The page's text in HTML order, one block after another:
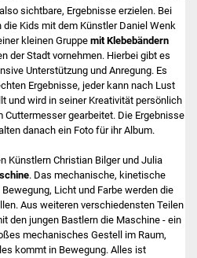
sichtbare, Ergebnisse erzielen. Bei
Kids mit dem Künstler Daniel Wenk
kleinen Gruppe mit Klebebändern
der Stadt vornehmen. Hierbei gibt es
Unterstützung und Anregung. Es
Ergebnisse, jeder kann nach Lust
und wird in seiner Kreativität persönlich
gearbeitet. Die Ergebnisse
danach ein Foto für ihr Album.
Künstlern Christian Bilger und Julia
. Das mechanische, kinetische
Licht und Farbe werden die
Aus weiteren verschiedensten Teilen
den jungen Bastlern die Maschine - ein
mechanisches Gestell im Raum,
kommt in Bewegung. Alles ist